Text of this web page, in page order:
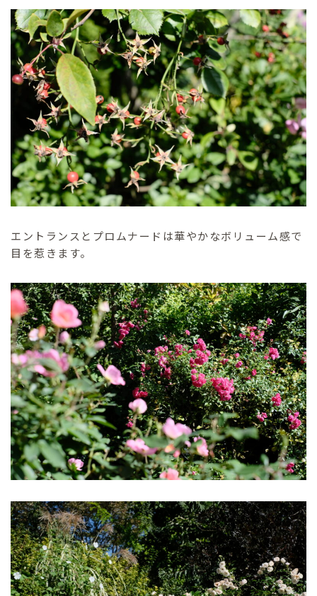
エントランスとプロムナードは華やかなボリューム感で
目を惹きます。